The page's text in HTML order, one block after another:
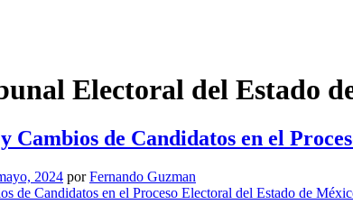
Electoral del Estado
Cambios de Candidatos en el
2024 porFernando Guzman